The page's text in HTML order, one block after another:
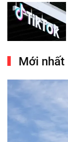
Mới nhất